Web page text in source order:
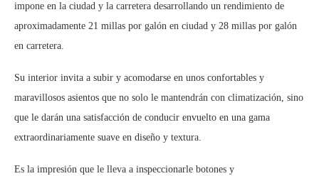
impone en la ciudad y la carretera desarrollando un rendimiento de
aproximadamente 21 millas por galón en ciudad y 28 millas por galón
en carretera.
Su interior invita a subir y acomodarse en unos confortables y
maravillosos asientos que no solo le mantendrán con climatización, sino
que le darán una satisfacción de conducir envuelto en una gama
extraordinariamente suave en diseño y textura.
Es la impresión que le lleva a inspeccionarle botones y